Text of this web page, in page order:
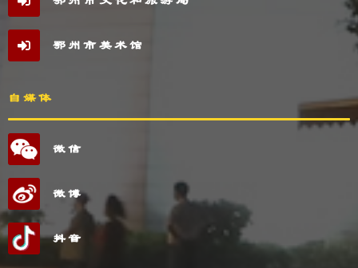
鄂州市美术馆
自媒体
微信
微博
抖音